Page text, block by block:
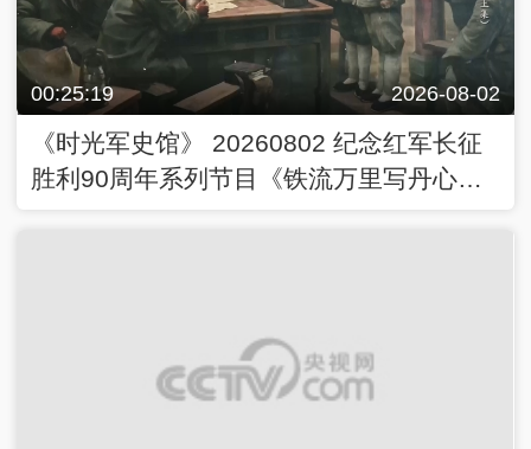
00:25:19 2026-08-02
《时光军史馆》 20260802 纪念红军长征
胜利90周年系列节目《铁流万里写丹心》